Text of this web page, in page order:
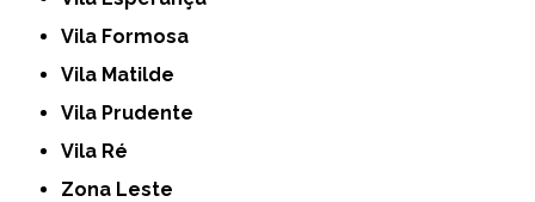
Vila Formosa
Vila Matilde
Vila Prudente
Vila Ré
Zona Leste